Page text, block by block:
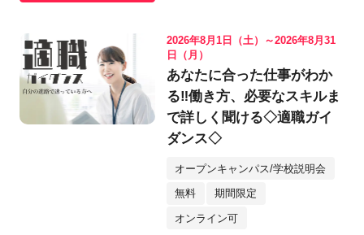
2026年8月1日（土）～2026年8月31
日（月）
あなたに合った仕事がわか
る‼働き方、必要なスキルま
で詳しく聞ける◇適職ガイ
ダンス◇
オープンキャンパス/学校説明会
無料 期間限定
オンライン可